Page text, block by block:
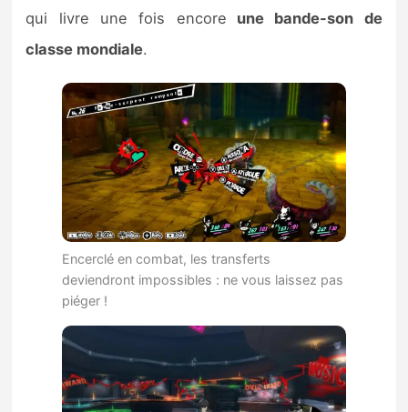
qui livre une fois encore une bande-son de
classe mondiale.
Encerclé en combat, les transferts
deviendront impossibles : ne vous laissez pas
piéger !